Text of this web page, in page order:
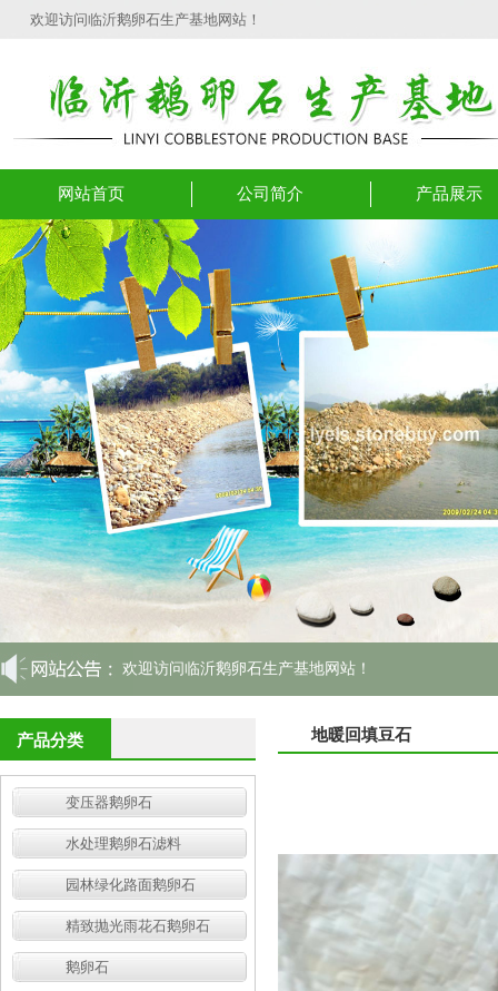
欢迎访问临沂鹅卵石生产基地网站！
网站首页 公司简介 产品展示
欢迎访问临沂鹅卵石生产基地网站！
产品分类
变压器鹅卵石
水处理鹅卵石滤料
园林绿化路面鹅卵石
精致抛光雨花石鹅卵石
鹅卵石
地暖回填豆石